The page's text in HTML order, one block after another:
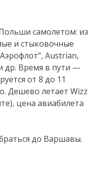
самолетом: из
и стыковочные
Austrian,
др. Время в пути —
от 8 до 11
Дешево летает Wizz
цена авиабилета
до Варшавы.